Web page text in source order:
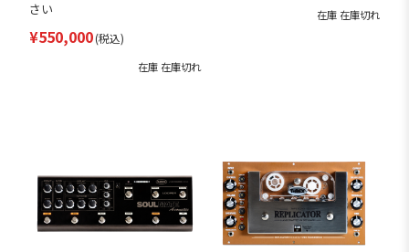
さい
¥550,000(税込)
在庫 在庫切れ
在庫 在庫切れ